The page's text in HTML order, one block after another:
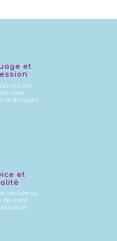
et
vos
avec
techniques
et
dédiée au
de votre